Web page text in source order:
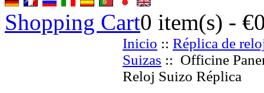
Shopping Cart0 item(s) -
Inicio :: Réplica de
Suizas :: Officine
Reloj Suizo Réplica